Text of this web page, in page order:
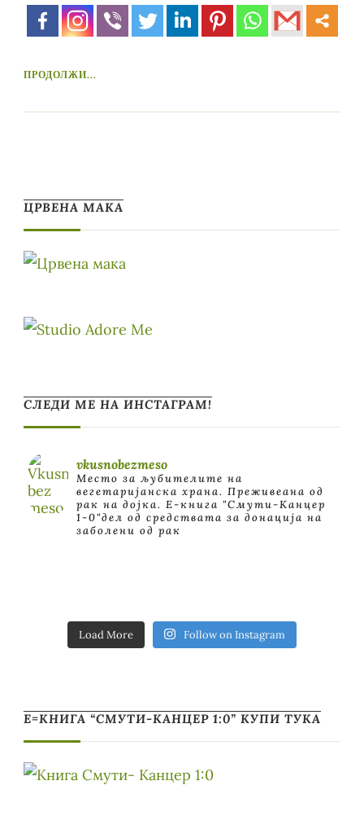
ПРОДОЛЖИ...
ЦРВЕНА МАКА
СЛЕДИ МЕ НА ИНСТАГРАМ!
vkusnobezmeso
Место за љубителите на
вегетаријанска храна. Преживеана од
рак на дојка. E-книга "Смути-Канцер
1-0"дел од средствата за донација на
заболени од рак
Load More Follow on Instagram
Е=КНИГА “СМУТИ-КАНЦЕР 1:0” КУПИ ТУКА